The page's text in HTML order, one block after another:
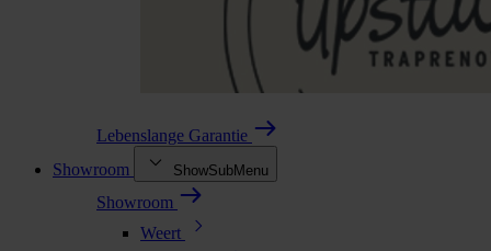
Lebenslange Garantie
Showroom
ShowSubMenu
Showroom
Weert